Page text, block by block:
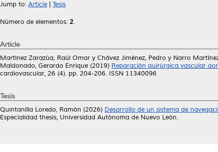
Jump to: Article Tesis
Número de elementos: 2.
Article
Martínez Zarazúa, Raúl Omar y Chávez Jiménez, Pedro y Narro
Maldonado, Gerardo Enrique (2019) Reparación quirúrgica vascular
cardiovascular, 26 (4). pp. 204-206. ISSN 11340096
Tesis
Quintanilla Loredo, Ramón (2026) Desarrollo de un sistema de
Especialidad thesis, Universidad Autónoma de Nuevo León.